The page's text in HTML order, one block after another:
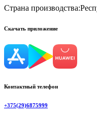
Страна производства:
Скачать приложение
Контактный телефон
+375(29)6875999